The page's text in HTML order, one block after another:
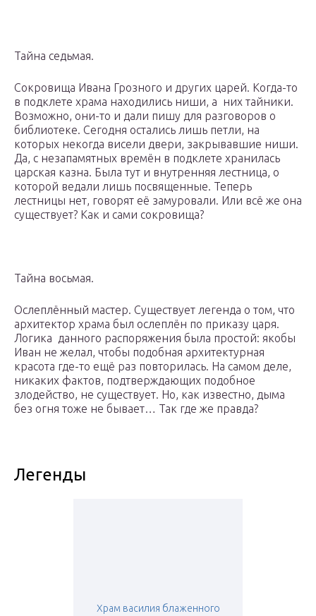
Тайна седьмая.
Сокровища Ивана Грозного и других царей. Когда-то
в подклете храма находились ниши, а них тайники.
Возможно, они-то и дали пишу для разговоров о
библиотеке. Сегодня остались лишь петли, на
которых некогда висели двери, закрывавшие ниши.
Да, с незапамятных времён в подклете хранилась
царская казна. Была тут и внутренняя лестница, о
которой ведали лишь посвященные. Теперь
лестницы нет, говорят её замуровали. Или всё же она
существует? Как и сами сокровища?
Тайна восьмая.
Ослеплённый мастер. Существует легенда о том, что
архитектор храма был ослеплён по приказу царя.
Логика данного распоряжения была простой: якобы
Иван не желал, чтобы подобная архитектурная
красота где-то ещё раз повторилась. На самом деле,
никаких фактов, подтверждающих подобное
злодейство, не существует. Но, как известно, дыма
без огня тоже не бывает… Так где же правда?
Легенды
Храм василия блаженного